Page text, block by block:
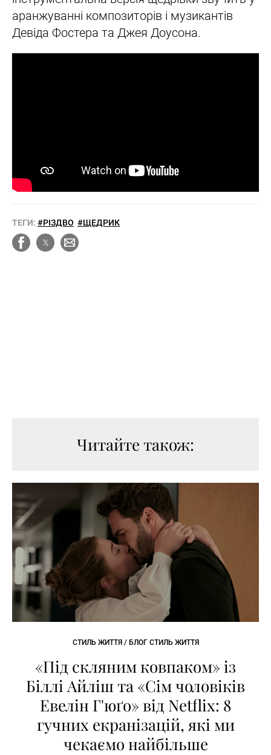
аранжуванні композиторів і музикантів
Девіда Фостера та Джея Доусона.
ТЕГИ: #РІЗДВО #ЩЕДРИК
Читайте також:
СТИЛЬ ЖИТТЯ / БЛОГ СТИЛЬ ЖИТТЯ
«Під скляним ковпаком» із
Біллі Айліш та «Сім чоловіків
Евелін Г'юґо» від Netflix: 8
гучних екранізацій, які ми
чекаємо найбільше